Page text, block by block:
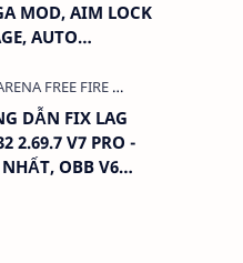
MOD, AIM LOCK
AUTO
DẪN FIX LAG
2.69.7 V7 PRO -
OBB V6